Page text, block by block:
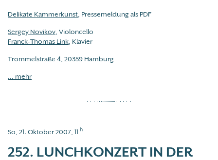
Delikate Kammerkunst, Pressemeldung als PDF
Sergey Novikov, Violoncello
Franck-Thomas Link, Klavier
Trommelstraße 4, 20359 Hamburg
... mehr
So, 21. Oktober 2007, 11 h
252. LUNCHKONZERT IN DER